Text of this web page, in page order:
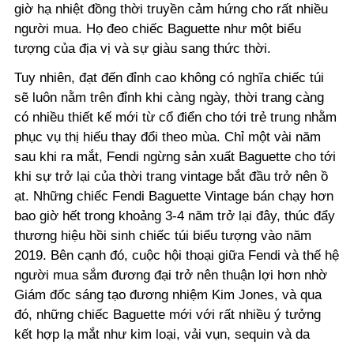
giờ hạ nhiệt đồng thời truyền cảm hứng cho rất nhiều
người mua. Họ đeo chiếc Baguette như một biểu
tượng của địa vị và sự giàu sang thức thời.
Tuy nhiên, đạt đến đỉnh cao không có nghĩa chiếc túi
sẽ luôn nằm trên đỉnh khi càng ngày, thời trang càng
có nhiều thiết kế mới từ cổ điển cho tới trẻ trung nhằm
phục vụ thị hiếu thay đổi theo mùa. Chỉ một vài năm
sau khi ra mắt, Fendi ngừng sản xuất Baguette cho tới
khi sự trở lại của thời trang vintage bắt đầu trở nên ồ
ạt. Những chiếc Fendi Baguette Vintage bán chạy hơn
bao giờ hết trong khoảng 3-4 năm trở lại đây, thúc đẩy
thương hiệu hồi sinh chiếc túi biểu tượng vào năm
2019. Bên cạnh đó, cuộc hội thoại giữa Fendi và thế hệ
người mua sắm đương đại trở nên thuận lợi hơn nhờ
Giám đốc sáng tạo đương nhiệm Kim Jones, và qua
đó, những chiếc Baguette mới với rất nhiều ý tưởng
kết hợp lạ mắt như kim loại, vải vụn, sequin và da